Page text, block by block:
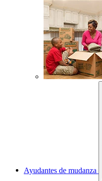
Ayudantes de mudanza